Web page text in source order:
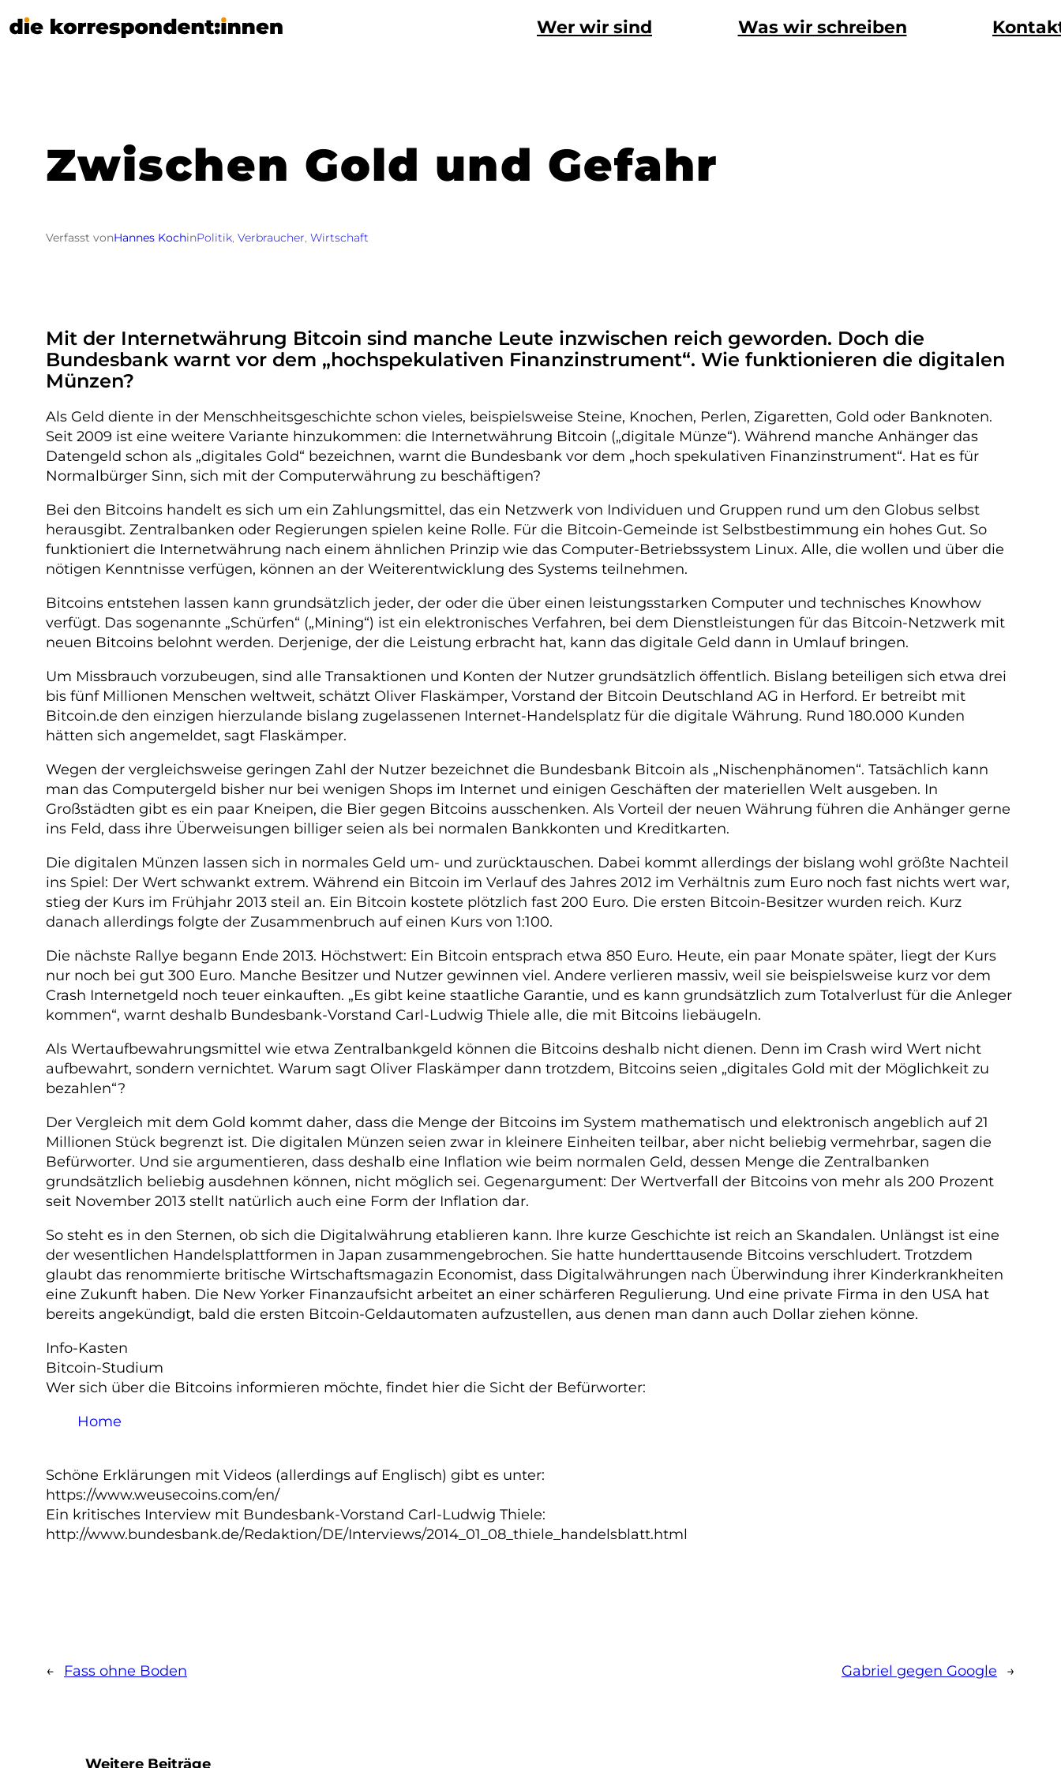
Wer wir sind Was wir schreiben
Zwischen Gold und Gefahr
Verfasst vonHannes KochinPolitik, Verbraucher, Wirtschaft
Mit der Internetwährung Bitcoin sind manche Leute inzwischen reich geworden. Doch die
Bundesbank warnt vor dem „hochspekulativen Finanzinstrument“. Wie funktionieren die digitalen
Münzen?
Als Geld diente in der Menschheitsgeschichte schon vieles, beispielsweise Steine, Knochen, Perlen, Zigaretten, Gold oder Banknoten.
Seit 2009 ist eine weitere Variante hinzukommen: die Internetwährung Bitcoin („digitale Münze“). Während manche Anhänger das
Datengeld schon als „digitales Gold“ bezeichnen, warnt die Bundesbank vor dem „hoch spekulativen Finanzinstrument“. Hat es für
Normalbürger Sinn, sich mit der Computerwährung zu beschäftigen?
Bei den Bitcoins handelt es sich um ein Zahlungsmittel, das ein Netzwerk von Individuen und Gruppen rund um den Globus selbst
herausgibt. Zentralbanken oder Regierungen spielen keine Rolle. Für die Bitcoin-Gemeinde ist Selbstbestimmung ein hohes Gut. So
funktioniert die Internetwährung nach einem ähnlichen Prinzip wie das Computer-Betriebssystem Linux. Alle, die wollen und über die
nötigen Kenntnisse verfügen, können an der Weiterentwicklung des Systems teilnehmen.
Bitcoins entstehen lassen kann grundsätzlich jeder, der oder die über einen leistungsstarken Computer und technisches Knowhow
verfügt. Das sogenannte „Schürfen“ („Mining“) ist ein elektronisches Verfahren, bei dem Dienstleistungen für das Bitcoin-Netzwerk mit
neuen Bitcoins belohnt werden. Derjenige, der die Leistung erbracht hat, kann das digitale Geld dann in Umlauf bringen.
Um Missbrauch vorzubeugen, sind alle Transaktionen und Konten der Nutzer grundsätzlich öffentlich. Bislang beteiligen sich etwa drei
bis fünf Millionen Menschen weltweit, schätzt Oliver Flaskämper, Vorstand der Bitcoin Deutschland AG in Herford. Er betreibt mit
Bitcoin.de den einzigen hierzulande bislang zugelassenen Internet-Handelsplatz für die digitale Währung. Rund 180.000 Kunden
hätten sich angemeldet, sagt Flaskämper.
Wegen der vergleichsweise geringen Zahl der Nutzer bezeichnet die Bundesbank Bitcoin als „Nischenphänomen“. Tatsächlich kann
man das Computergeld bisher nur bei wenigen Shops im Internet und einigen Geschäften der materiellen Welt ausgeben. In
Großstädten gibt es ein paar Kneipen, die Bier gegen Bitcoins ausschenken. Als Vorteil der neuen Währung führen die Anhänger gerne
ins Feld, dass ihre Überweisungen billiger seien als bei normalen Bankkonten und Kreditkarten.
Die digitalen Münzen lassen sich in normales Geld um- und zurücktauschen. Dabei kommt allerdings der bislang wohl größte Nachteil
ins Spiel: Der Wert schwankt extrem. Während ein Bitcoin im Verlauf des Jahres 2012 im Verhältnis zum Euro noch fast nichts wert war,
stieg der Kurs im Frühjahr 2013 steil an. Ein Bitcoin kostete plötzlich fast 200 Euro. Die ersten Bitcoin-Besitzer wurden reich. Kurz
danach allerdings folgte der Zusammenbruch auf einen Kurs von 1:100.
Die nächste Rallye begann Ende 2013. Höchstwert: Ein Bitcoin entsprach etwa 850 Euro. Heute, ein paar Monate später, liegt der Kurs
nur noch bei gut 300 Euro. Manche Besitzer und Nutzer gewinnen viel. Andere verlieren massiv, weil sie beispielsweise kurz vor dem
Crash Internetgeld noch teuer einkauften. „Es gibt keine staatliche Garantie, und es kann grundsätzlich zum Totalverlust für die Anleger
kommen“, warnt deshalb Bundesbank-Vorstand Carl-Ludwig Thiele alle, die mit Bitcoins liebäugeln.
Als Wertaufbewahrungsmittel wie etwa Zentralbankgeld können die Bitcoins deshalb nicht dienen. Denn im Crash wird Wert nicht
aufbewahrt, sondern vernichtet. Warum sagt Oliver Flaskämper dann trotzdem, Bitcoins seien „digitales Gold mit der Möglichkeit zu
bezahlen“?
Der Vergleich mit dem Gold kommt daher, dass die Menge der Bitcoins im System mathematisch und elektronisch angeblich auf 21
Millionen Stück begrenzt ist. Die digitalen Münzen seien zwar in kleinere Einheiten teilbar, aber nicht beliebig vermehrbar, sagen die
Befürworter. Und sie argumentieren, dass deshalb eine Inflation wie beim normalen Geld, dessen Menge die Zentralbanken
grundsätzlich beliebig ausdehnen können, nicht möglich sei. Gegenargument: Der Wertverfall der Bitcoins von mehr als 200 Prozent
seit November 2013 stellt natürlich auch eine Form der Inflation dar.
So steht es in den Sternen, ob sich die Digitalwährung etablieren kann. Ihre kurze Geschichte ist reich an Skandalen. Unlängst ist eine
der wesentlichen Handelsplattformen in Japan zusammengebrochen. Sie hatte hunderttausende Bitcoins verschludert. Trotzdem
glaubt das renommierte britische Wirtschaftsmagazin Economist, dass Digitalwährungen nach Überwindung ihrer Kinderkrankheiten
eine Zukunft haben. Die New Yorker Finanzaufsicht arbeitet an einer schärferen Regulierung. Und eine private Firma in den USA hat
bereits angekündigt, bald die ersten Bitcoin-Geldautomaten aufzustellen, aus denen man dann auch Dollar ziehen könne.
Info-Kasten
Bitcoin-Studium
Wer sich über die Bitcoins informieren möchte, findet hier die Sicht der Befürworter:
Home
Schöne Erklärungen mit Videos (allerdings auf Englisch) gibt es unter:
https://www.weusecoins.com/en/
Ein kritisches Interview mit Bundesbank-Vorstand Carl-Ludwig Thiele:
http://www.bundesbank.de/Redaktion/DE/Interviews/2014_01_08_thiele_handelsblatt.html
← Fass ohne Boden Gabriel gegen Google →
Weitere Beiträge